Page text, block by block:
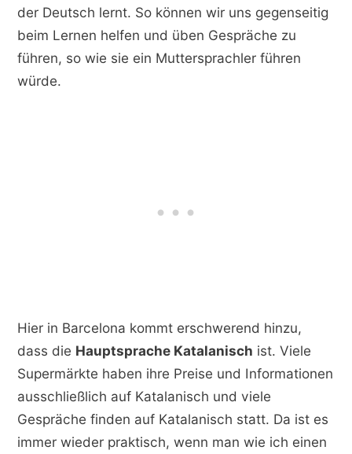
der Deutsch lernt. So können wir uns gegenseitig
beim Lernen helfen und üben Gespräche zu
führen, so wie sie ein Muttersprachler führen
würde.
Hier in Barcelona kommt erschwerend hinzu,
dass die Hauptsprache Katalanisch ist. Viele
Supermärkte haben ihre Preise und Informationen
ausschließlich auf Katalanisch und viele
Gespräche finden auf Katalanisch statt. Da ist es
immer wieder praktisch, wenn man wie ich einen